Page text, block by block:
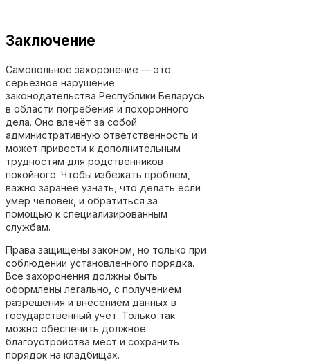
Заключение
Самовольное захоронение — это
серьёзное нарушение
законодательства Республики Беларусь
в области погребения и похоронного
дела. Оно влечёт за собой
административную ответственность и
может привести к дополнительным
трудностям для родственников
покойного. Чтобы избежать проблем,
важно заранее узнать, что делать если
умер человек, и обратиться за
помощью к специализированным
службам.
Права защищены законом, но только при
соблюдении установленного порядка.
Все захоронения должны быть
оформлены легально, с получением
разрешения и внесением данных в
государственный учет. Только так
можно обеспечить должное
благоустройства мест и сохранить
порядок на кладбищах.